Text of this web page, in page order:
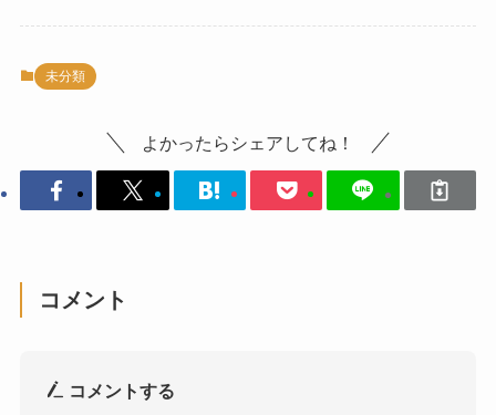
未分類
よかったらシェアしてね！
コメント
コメントする